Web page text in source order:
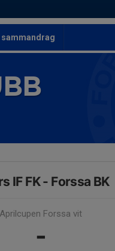
sammandrag
IF FK - Forssa BK
Aprilcupen Forssa vit
-